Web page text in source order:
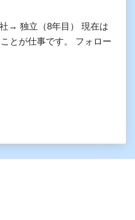
→ 独立（8年目） 現在は
とが仕事です。 フォロー